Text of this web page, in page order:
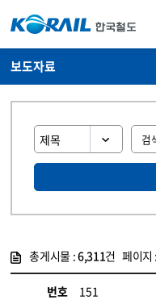
보도자료
총게시물 :6,311건 페이지
번호
151